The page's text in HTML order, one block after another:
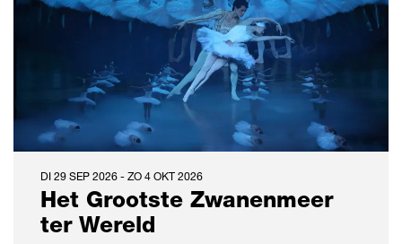
Het Grootste Zwanenmeer
ter Wereld
DI 29 SEP 2026 - ZO 4 OKT 2026